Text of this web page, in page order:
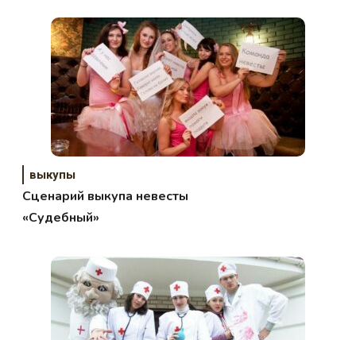
выкупы
Сценарий выкупа невесты
«Судебный»